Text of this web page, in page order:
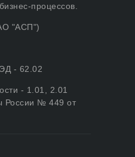
процессов.
"АСП")
- 62.02
- 1.01, 2.01
России № 449 от